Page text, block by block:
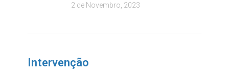
2 de Novembro, 2023
Intervenção